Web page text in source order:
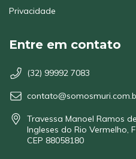
Privacidade
Entre em contato
(32) 99992 7083
Travessa Manoel Ramos
Ingleses do Rio Vermelho,
CEP 88058180